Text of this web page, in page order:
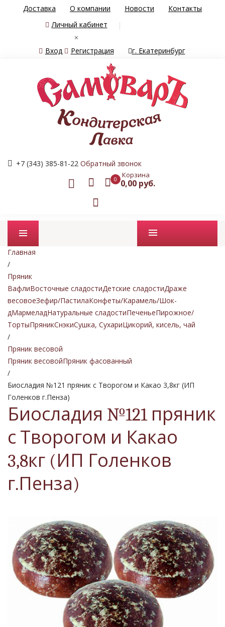
Доставка О компании Новости
Контакты
Личный кабинет
×
Вход
Регистрация г. Екатеринбург
+7 (343) 385-81-22 Обратный звонок
0 Корзина
0,00 руб.
Промо товары
Главная
/
Пряник
ВафлиВосточные сладостиДетские сладостиДраже
весовоеЗефир/ПастилаКонфеты/Карамель/Шок-
дМармеладНатуральные сладостиПеченьеПирожное/
ТортыПряникСнэкиСушка, СухариЦикорий, кисель, чай
/
Пряник весовой
Пряник весовойПряник фасованный
/
Биосладия №121 пряник с Творогом и Какао 3,8кг (ИП
Голенков г.Пенза)
Биосладия №121 пряник
с Творогом и Какао
3,8кг (ИП Голенков
г.Пенза)